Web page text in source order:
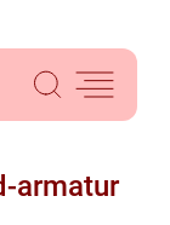
armatur